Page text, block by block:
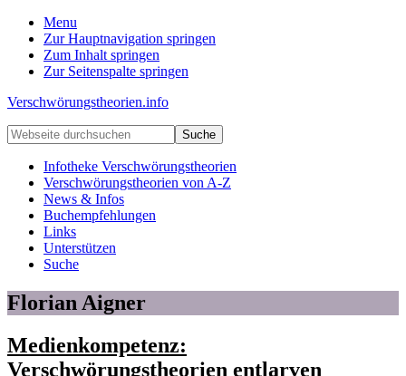
Menu
Zur Hauptnavigation springen
Zum Inhalt springen
Zur Seitenspalte springen
Verschwörungstheorien.info
Beiträge
zu
Merkmalen,
Funktionen
Risiken
konspirationistischen
Denkens
Webseite
durchsuchen
Infotheke Verschwörungstheorien
Verschwörungstheorien von A-Z
News & Infos
Buchempfehlungen
Links
Unterstützen
Suche
Florian Aigner
Medienkompetenz:
Verschwörungstheorien entlarven